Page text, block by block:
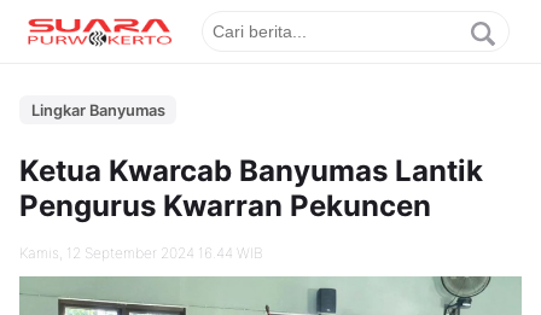
Lingkar Banyumas
Ketua Kwarcab Banyumas Lantik
Pengurus Kwarran Pekuncen
Kamis, 12 September 2024 16.44 WIB